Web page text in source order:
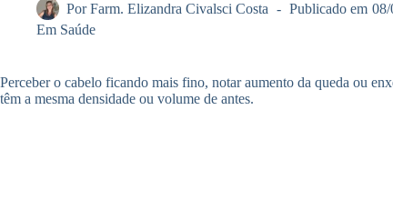
Por Farm. Elizandra Civalsci Costa Publicado em 08/
Em Saúde
Perceber o cabelo ficando mais fino, notar aumento da queda ou
têm a mesma densidade ou volume de antes.